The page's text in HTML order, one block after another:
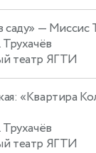
— Миссис
театр ЯГТИ
«Квартира
театр ЯГТИ